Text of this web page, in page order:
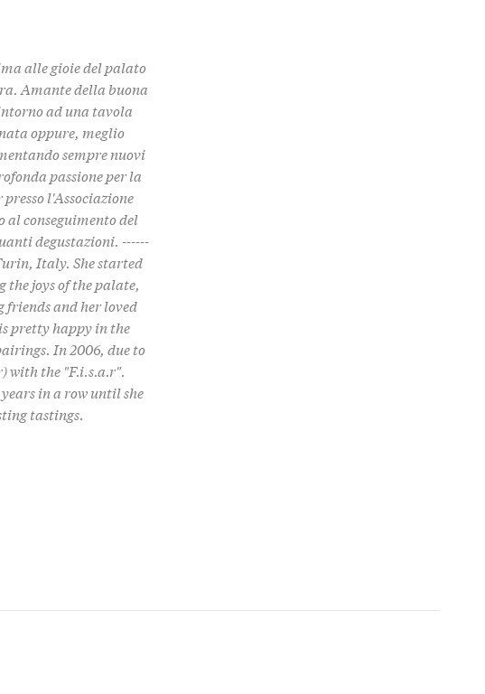
alle gioie del palato
Amante della buona
ad una tavola
oppure, meglio
sempre nuovi
passione per la
l'Associazione
al conseguimento del
degustazioni. ------
Italy. She started
the joys of the palate,
friends and her loved
pretty happy in the
In 2006, due to
with the "F.i.s.a.r".
in a row until she
tastings.